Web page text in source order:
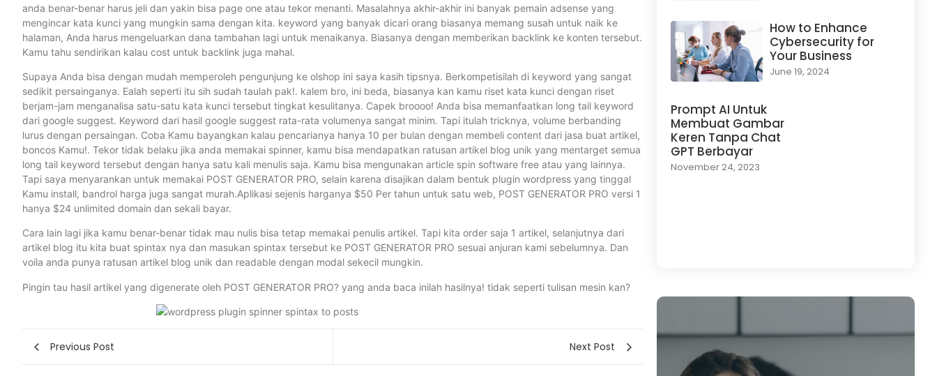
anda benar-benar harus jeli dan yakin bisa page one atau tekor menanti. Masalahnya akhir-akhir ini banyak pemain adsense yang
mengincar kata kunci yang mungkin sama dengan kita. keyword yang banyak dicari orang biasanya memang susah untuk naik ke
halaman, Anda harus mengeluarkan dana tambahan lagi untuk menaikanya. Biasanya dengan memberikan backlink ke konten tersebut.
Kamu tahu sendirikan kalau cost untuk backlink juga mahal.
Supaya Anda bisa dengan mudah memperoleh pengunjung ke olshop ini saya kasih tipsnya. Berkompetisilah di keyword yang sangat
sedikit persainganya. Ealah seperti itu sih sudah taulah pak!. kalem bro, ini beda, biasanya kan kamu riset kata kunci dengan riset
berjam-jam menganalisa satu-satu kata kunci tersebut tingkat kesulitanya. Capek broooo! Anda bisa memanfaatkan long tail keyword
dari google suggest. Keyword dari hasil google suggest rata-rata volumenya sangat minim. Tapi itulah tricknya, volume berbanding
lurus dengan persaingan. Coba Kamu bayangkan kalau pencarianya hanya 10 per bulan dengan membeli content dari jasa buat artikel,
boncos Kamu!. Tekor tidak belaku jika anda memakai spinner, kamu bisa mendapatkan ratusan artikel blog unik yang mentarget semua
long tail keyword tersebut dengan hanya satu kali menulis saja. Kamu bisa mengunakan article spin software free atau yang lainnya.
Tapi saya menyarankan untuk memakai POST GENERATOR PRO, selain karena disajikan dalam bentuk plugin wordpress yang tinggal
Kamu install, bandrol harga juga sangat murah.Aplikasi sejenis harganya $50 Per tahun untuk satu web, POST GENERATOR PRO versi 1
hanya $24 unlimited domain dan sekali bayar.
Cara lain lagi jika kamu benar-benar tidak mau nulis bisa tetap memakai penulis artikel. Tapi kita order saja 1 artikel, selanjutnya dari
artikel blog itu kita buat spintax nya dan masukan spintax tersebut ke POST GENERATOR PRO sesuai anjuran kami sebelumnya. Dan
voila anda punya ratusan artikel blog unik dan readable dengan modal sekecil mungkin.
Pingin tau hasil artikel yang digenerate oleh POST GENERATOR PRO? yang anda baca inilah hasilnya! tidak seperti tulisan mesin kan?
Previous Post Next Post
How to Enhance
Cybersecurity for
Your Business
June 19, 2024
Prompt AI Untuk
Membuat Gambar
Keren Tanpa Chat
GPT Berbayar
November 24, 2023